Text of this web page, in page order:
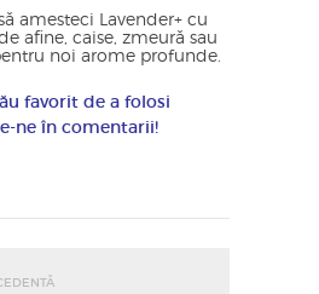
amesteci Lavender+ cu
afine, caise, zmeură sau
noi arome profunde.
favorit de a folosi
ne în comentarii!